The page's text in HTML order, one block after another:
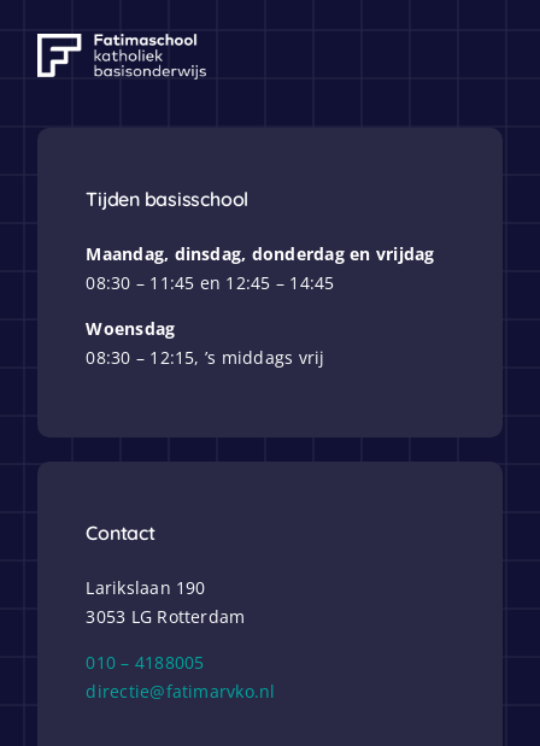
Tijden basisschool
Maandag, dinsdag, donderdag en vrijdag
08:30 – 11:45 en 12:45 – 14:45
Woensdag
08:30 – 12:15, ’s middags vrij
Contact
Larikslaan 190
3053 LG Rotterdam
010 – 4188005
directie@fatimarvko.nl